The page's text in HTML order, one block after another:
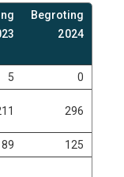
Begroting
2024
5
0
296
89
125